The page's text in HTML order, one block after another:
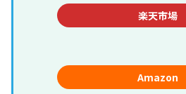
楽天市場
Amazon